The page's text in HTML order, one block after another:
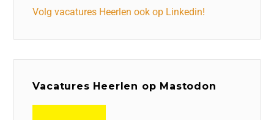
Volg vacatures Heerlen ook op Linkedin!
Vacatures Heerlen op Mastodon